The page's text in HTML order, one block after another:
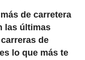
de carretera
las últimas
de
lo que más te